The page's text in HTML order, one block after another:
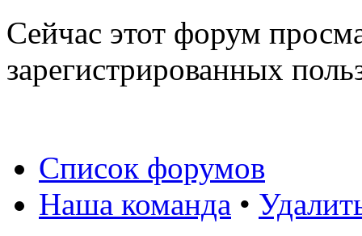
Сейчас этот форум
зарегистрированных
Список форумов
Наша команда •